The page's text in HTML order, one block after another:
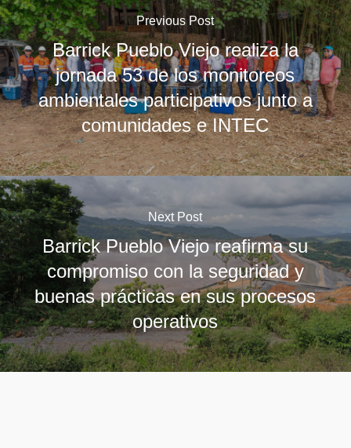
Previous Post
Barrick Pueblo Viejo realiza la
jornada 53 de los monitoreos
ambientales participativos junto a
comunidades e INTEC
Next Post
Barrick Pueblo Viejo reafirma su
compromiso con la seguridad y
buenas prácticas en sus procesos
operativos